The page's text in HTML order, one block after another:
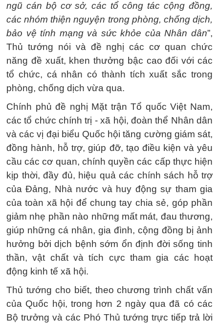
ngũ cán bộ cơ sở, các tổ công tác cộng đồng,
các nhóm thiện nguyện trong phòng, chống dịch,
bảo vệ tính mạng và sức khỏe của Nhân dân”,
Thủ tướng nói và đề nghị các cơ quan chức
năng đề xuất, khen thưởng bậc cao đối với các
tổ chức, cá nhân có thành tích xuất sắc trong
phòng, chống dịch vừa qua.
Chính phủ đề nghị Mặt trận Tổ quốc Việt Nam,
các tổ chức chính trị - xã hội, đoàn thể Nhân dân
và các vị đại biểu Quốc hội tăng cường giám sát,
đồng hành, hỗ trợ, giúp đỡ, tạo điều kiện và yêu
cầu các cơ quan, chính quyền các cấp thực hiện
kịp thời, đầy đủ, hiệu quả các chính sách hỗ trợ
của Đảng, Nhà nước và huy động sự tham gia
của toàn xã hội để chung tay chia sẻ, góp phần
giảm nhẹ phần nào những mất mát, đau thương,
giúp những cá nhân, gia đình, cộng đồng bị ảnh
hưởng bởi dịch bệnh sớm ổn định đời sống tinh
thần, vật chất và tích cực tham gia các hoạt
động kinh tế xã hội.
Thủ tướng cho biết, theo chương trình chất vấn
của Quốc hội, trong hơn 2 ngày qua đã có các
Bộ trưởng và các Phó Thủ tướng trực tiếp trả lời